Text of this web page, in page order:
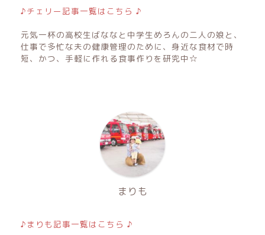
♪チェリー記事一覧はこちら ♪
元気一杯の高校生ばななと中学生めろんの二人の娘と、
仕事で多忙な夫の健康管理のために、身近な食材で時
短、かつ、手軽に作れる食事作りを研究中☆
まりも
♪まりも記事一覧はこちら ♪